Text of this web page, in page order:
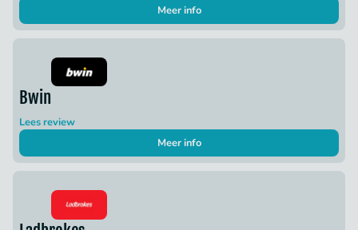
Meer info
Bwin
Lees review
Meer info